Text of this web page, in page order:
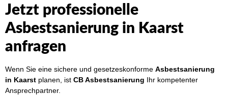
Jetzt professionelle
Asbestsanierung in Kaarst
anfragen
Wenn Sie eine sichere und gesetzeskonforme Asbestsanierung
in Kaarst planen, ist CB Asbestsanierung Ihr kompetenter
Ansprechpartner.